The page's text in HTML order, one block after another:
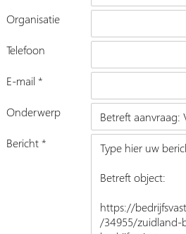
Organisatie
Telefoon
E-mail *
Onderwerp
Bericht *